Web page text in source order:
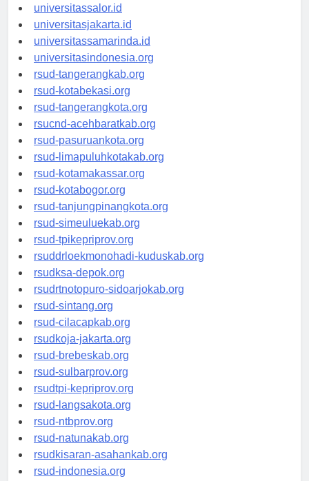
universitassalor.id
universitasjakarta.id
universitassamarinda.id
universitasindonesia.org
rsud-tangerangkab.org
rsud-kotabekasi.org
rsud-tangerangkota.org
rsucnd-acehbaratkab.org
rsud-pasuruankota.org
rsud-limapuluhkotakab.org
rsud-kotamakassar.org
rsud-kotabogor.org
rsud-tanjungpinangkota.org
rsud-simeuluekab.org
rsud-tpikepriprov.org
rsuddrloekmonohadi-kuduskab.org
rsudksa-depok.org
rsudrtnotopuro-sidoarjokab.org
rsud-sintang.org
rsud-cilacapkab.org
rsudkoja-jakarta.org
rsud-brebeskab.org
rsud-sulbarprov.org
rsudtpi-kepriprov.org
rsud-langsakota.org
rsud-ntbprov.org
rsud-natunakab.org
rsudkisaran-asahankab.org
rsud-indonesia.org